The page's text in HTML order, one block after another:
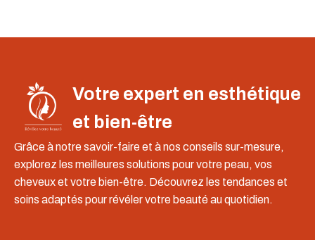
Votre expert en esthétique
et bien-être
Grâce à notre savoir-faire et à nos conseils sur-mesure,
explorez les meilleures solutions pour votre peau, vos
cheveux et votre bien-être. Découvrez les tendances et
soins adaptés pour révéler votre beauté au quotidien.